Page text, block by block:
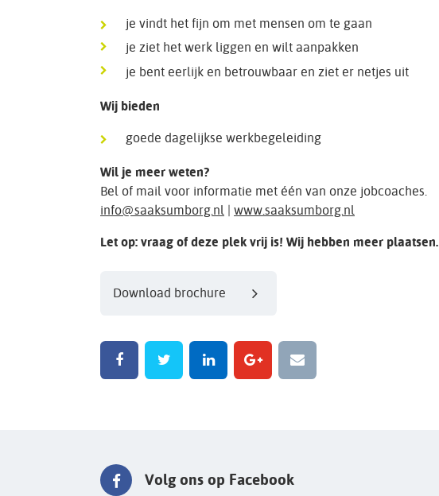
je vindt het fijn om met mensen om te gaan
je ziet het werk liggen en wilt aanpakken
je bent eerlijk en betrouwbaar en ziet er netjes uit
Wij bieden
goede dagelijkse werkbegeleiding
Wil je meer weten?
Bel of mail voor informatie met één van onze jobcoaches.
info@saaksumborg.nl | www.saaksumborg.nl
Let op: vraag of deze plek vrij is! Wij hebben meer plaatsen.
Download brochure
Volg ons op Facebook